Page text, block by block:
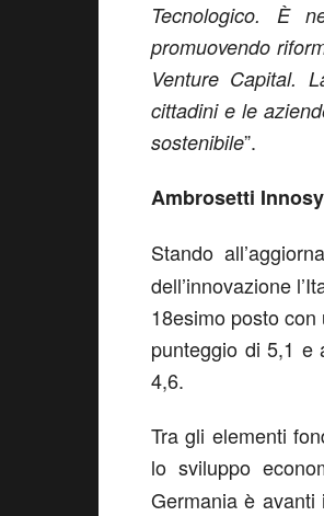
Tecnologico. È
promuovendo
Venture Capital.
cittadini e le
sostenibile”.
Ambrosetti
Stando
dell’innovazione
18esimo posto
punteggio di 5,1 e
4,6.
Tra gli elementi
lo sviluppo
Germania è